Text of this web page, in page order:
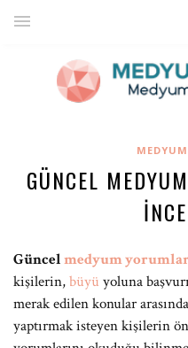
GÜNCEL
Güncelmedyum
kişilerin,büyü yoluna
merak edilen konular
yaptırmak isteyen kişilerin